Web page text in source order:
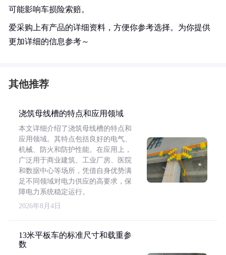
可能影响车损险索赔。
爱采购上有产品的详细资料，方便你参考选择。为你提供
更加详细的信息参考～
其他推荐
浇筑母线槽的特点和应用领域
本文详细介绍了浇筑母线槽的特点和
应用领域。其特点包括良好的电气、
机械、防火和防护性能。在应用上，
广泛用于商业建筑、工业厂房、医院
和数据中心等场所，凭借自身优势满
足不同领域对电力供应的高要求，保
障电力系统稳定运行。
2026年8月4日
13米平板车的标准尺寸和载重参
数